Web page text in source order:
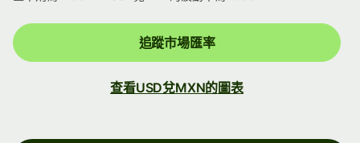
追蹤市場匯率
查看USD兌MXN的圖表